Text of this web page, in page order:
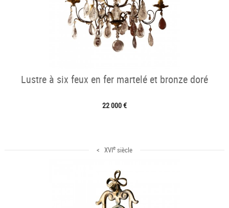
Lustre à six feux en fer martelé et bronze doré
22 000 €
< XVIesiècle